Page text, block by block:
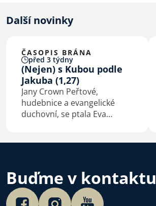
Další novinky
ČASOPIS BRÁNA
před 3 týdny
(Nejen) s Kubou podle
Jakuba (1,27)
Jany Crown Peřtové,
hudebnice a evangelické
duchovní, se ptala Eva
Buďme v kontaktu